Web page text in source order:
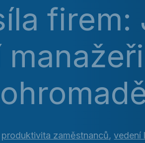
firem:
produktivita zaměstnanců, vedení